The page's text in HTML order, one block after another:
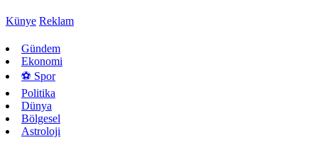
Künye Reklam
Gündem
Ekonomi
⚽ Spor
Politika
Dünya
Bölgesel
Astroloji